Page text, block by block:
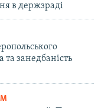
в держзраді
та занедбаність